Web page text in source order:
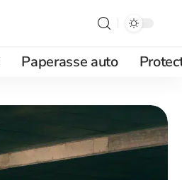
Paperasse auto